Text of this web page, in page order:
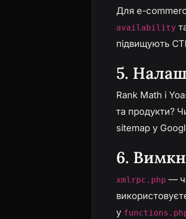
Для e-
availability
підвищують
5.
Rank Math і
та продукти?
sitemap у
6.
xmlrpc.php —
у